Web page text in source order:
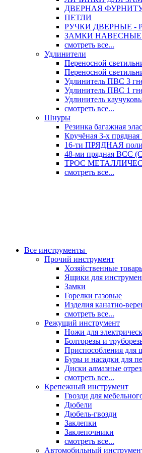
ДВЕРНАЯ
ПЕТЛИ
РУЧКИ ДВЕРНЫЕ
ЗАМКИ
смотреть все...
Удлинители
Переносной
Переносной
Удлинитель ПВС 3
Удлинитель ПВС 1
Удлинитель
смотреть все...
Шнуры
Резинка багажная
Кручёная 3-х
16-ти ПРЯДНАЯ
48-ми прядная
ТРОС
смотреть все...
Все инструменты
Прочий инструмент
Хозяйственные
Ящики для
Замки
Горелки газовые
Изделия канатно-
смотреть все...
Режущий инструмент
Ножи для
Болторезы и
Приспособления для
Буры и насадки для
Диски алмазные
смотреть все...
Крепежный инструмент
Гвозди для
Дюбели
Дюбель-гвозди
Заклепки
Заклепочники
смотреть все...
Автомобильный